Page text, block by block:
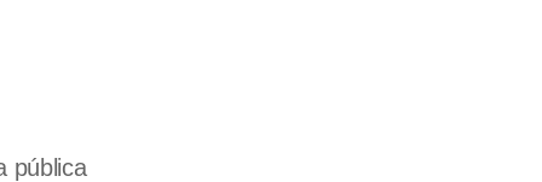
pública